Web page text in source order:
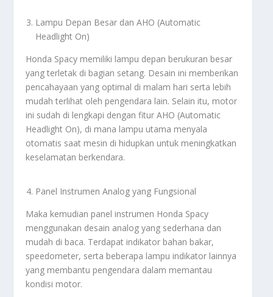
Lampu Depan Besar dan AHO (Automatic
Headlight On)
Honda Spacy memiliki lampu depan berukuran besar
yang terletak di bagian setang. Desain ini memberikan
pencahayaan yang optimal di malam hari serta lebih
mudah terlihat oleh pengendara lain. Selain itu, motor
ini sudah di lengkapi dengan fitur AHO (Automatic
Headlight On), di mana lampu utama menyala
otomatis saat mesin di hidupkan untuk meningkatkan
keselamatan berkendara.
Panel Instrumen Analog yang Fungsional
Maka kemudian panel instrumen Honda Spacy
menggunakan desain analog yang sederhana dan
mudah di baca. Terdapat indikator bahan bakar,
speedometer, serta beberapa lampu indikator lainnya
yang membantu pengendara dalam memantau
kondisi motor.